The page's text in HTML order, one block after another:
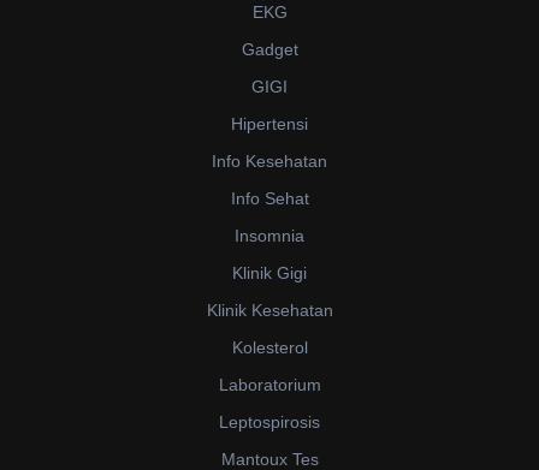
EKG
Gadget
GIGI
Hipertensi
Info Kesehatan
Info Sehat
Insomnia
Klinik Gigi
Klinik Kesehatan
Kolesterol
Laboratorium
Leptospirosis
Mantoux Tes